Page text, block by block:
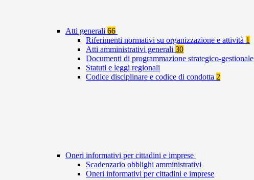
Atti generali 66
Riferimenti normativi su organizzazione e attività 1
Atti amministrativi generali 30
Documenti di programmazione strategico-gestionale
Statuti e leggi regionali
Codice disciplinare e codice di condotta 2
Oneri informativi per cittadini e imprese
Scadenzario obblighi amministrativi
Oneri informativi per cittadini e imprese